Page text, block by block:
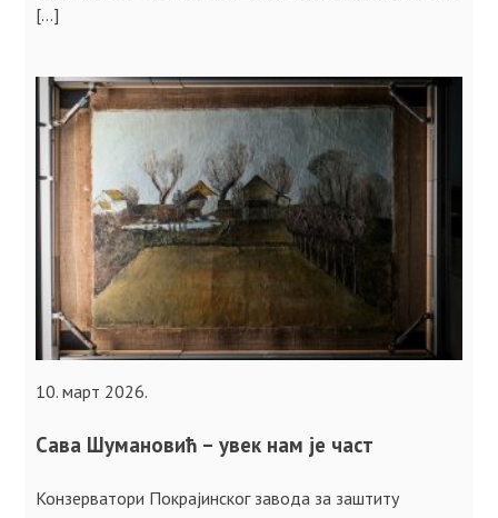
[…]
10. март 2026.
Сава Шумановић – увек нам је част
Конзерватори Покрајинског завода за заштиту